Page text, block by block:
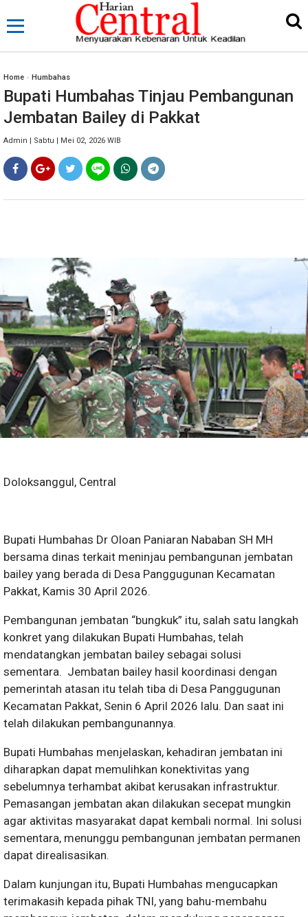
Home » Humbahas
Bupati Humbahas Tinjau Pembangunan
Jembatan Bailey di Pakkat
Admin | Sabtu | Mei 02, 2026 WIB
Doloksanggul, Central
Bupati Humbahas Dr Oloan Paniaran Nababan SH MH
bersama dinas terkait meninjau pembangunan jembatan
bailey yang berada di Desa Panggugunan Kecamatan
Pakkat, Kamis 30 April 2026.
Pembangunan jembatan “bungkuk” itu, salah satu langkah
konkret yang dilakukan Bupati Humbahas, telah
mendatangkan jembatan bailey sebagai solusi
sementara. Jembatan bailey hasil koordinasi dengan
pemerintah atasan itu telah tiba di Desa Panggugunan
Kecamatan Pakkat, Senin 6 April 2026 lalu. Dan saat ini
telah dilakukan pembangunannya.
Bupati Humbahas menjelaskan, kehadiran jembatan ini
diharapkan dapat memulihkan konektivitas yang
sebelumnya terhambat akibat kerusakan infrastruktur.
Pemasangan jembatan akan dilakukan secepat mungkin
agar aktivitas masyarakat dapat kembali normal. Ini solusi
sementara, menunggu pembangunan jembatan permanen
dapat direalisasikan.
Dalam kunjungan itu, Bupati Humbahas mengucapkan
terimakasih kepada pihak TNI, yang bahu-membahu